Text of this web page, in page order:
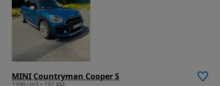
MINI Countryman Cooper S